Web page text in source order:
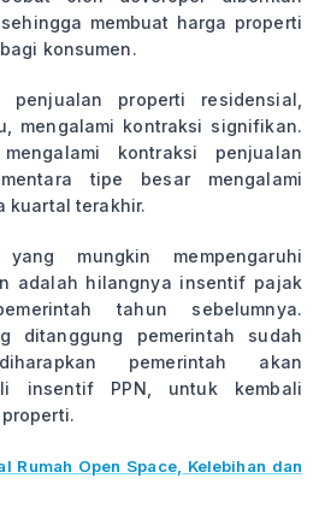
membuat harga properti
konsumen.
properti residensial,
mengalami kontraksi signifikan.
kontraksi penjualan
tipe besar mengalami
kuartal terakhir.
mungkin mempengaruhi
adalah hilangnya insentif pajak
tahun sebelumnya.
ditanggung pemerintah sudah
pemerintah akan
insentif PPN, untuk kembali
Rumah Open Space, Kelebihan dan